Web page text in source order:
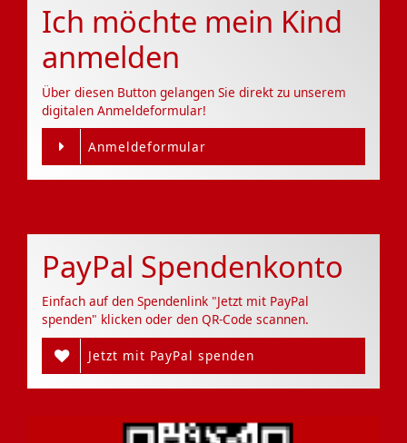
Ich möchte mein Kind
anmelden
Über diesen Button gelangen Sie direkt zu unserem
digitalen Anmeldeformular!
Anmeldeformular
PayPal Spendenkonto
Einfach auf den Spendenlink "Jetzt mit PayPal
spenden" klicken oder den QR-Code scannen.
Jetzt mit PayPal spenden